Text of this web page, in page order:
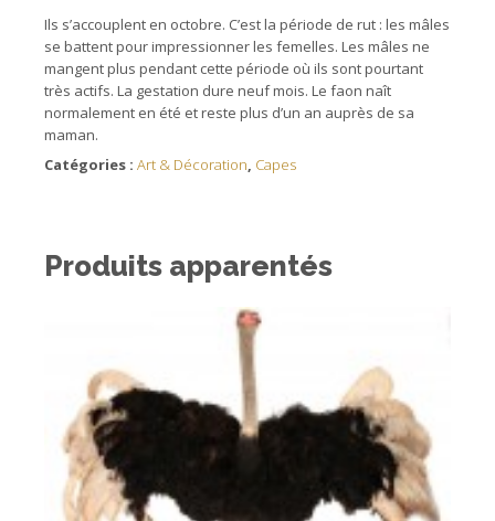
Ils s’accouplent en octobre. C’est la période de rut : les mâles
se battent pour impressionner les femelles. Les mâles ne
mangent plus pendant cette période où ils sont pourtant
très actifs. La gestation dure neuf mois. Le faon naît
normalement en été et reste plus d’un an auprès de sa
maman.
Catégories : Art & Décoration Capes
Produits apparentés